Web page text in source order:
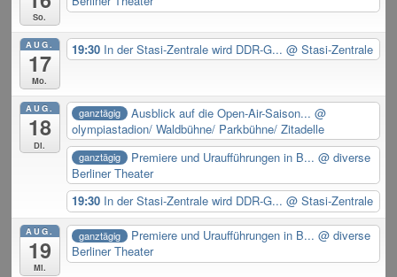
So.
AUG.
17
Mo.
19:30 In der Stasi-Zentrale wird DDR-G...@ Stasi-Zentrale
AUG.
18
Di.
ganztägig Ausblick auf die Open-Air-Saison... @
olympiastadion/ Waldbühne/ Parkbühne/ Zitadelle
ganztägig Premiere und Uraufführungen in B... @ diverse
Berliner Theater
19:30 In der Stasi-Zentrale wird DDR-G...@ Stasi-Zentrale
AUG.
19
Mi.
ganztägig Premiere und Uraufführungen in B... @ diverse
Berliner Theater